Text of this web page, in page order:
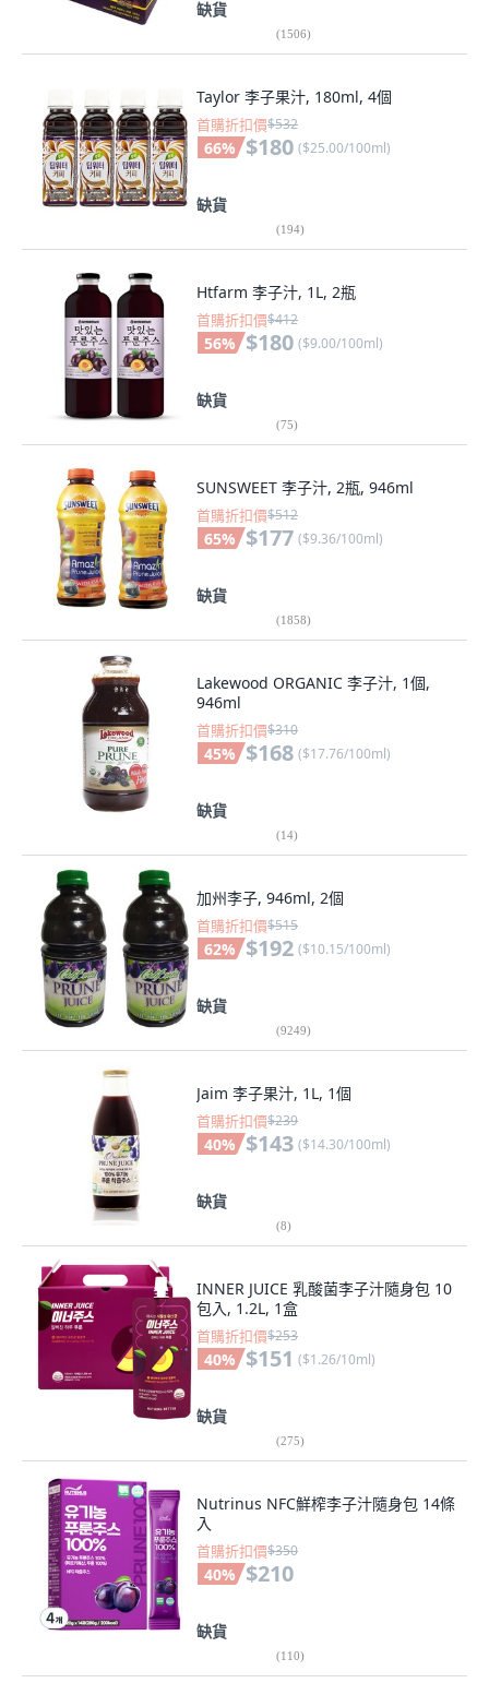
缺貨
(1506)
Taylor 李子果汁, 180ml, 4個
首購折扣價$532
66% $180 ($25.00/100ml)
缺貨
(194)
Htfarm 李子汁, 1L, 2瓶
首購折扣價$412
56% $180 ($9.00/100ml)
缺貨
(75)
SUNSWEET 李子汁, 2瓶, 946ml
首購折扣價$512
65% $177 ($9.36/100ml)
缺貨
(1858)
Lakewood ORGANIC 李子汁, 1個,
946ml
首購折扣價$310
45% $168 ($17.76/100ml)
缺貨
(14)
加州李子, 946ml, 2個
首購折扣價$515
62% $192 ($10.15/100ml)
缺貨
(9249)
Jaim 李子果汁, 1L, 1個
首購折扣價$239
40% $143 ($14.30/100ml)
缺貨
(8)
INNER JUICE 乳酸菌李子汁隨身包 10
包入, 1.2L, 1盒
首購折扣價$253
40% $151 ($1.26/10ml)
缺貨
(275)
Nutrinus NFC鮮榨李子汁隨身包 14條
入
首購折扣價$350
40% $210
缺貨
(110)